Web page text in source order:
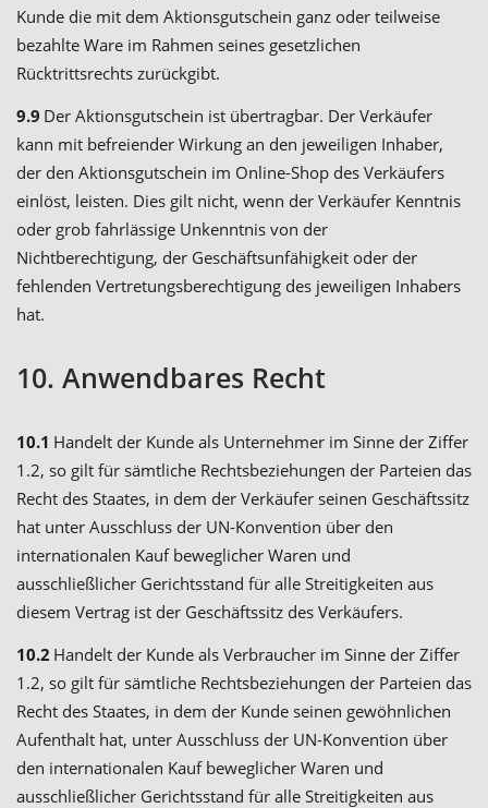
Kunde die mit dem Aktionsgutschein ganz oder teilweise
bezahlte Ware im Rahmen seines gesetzlichen
Rücktrittsrechts zurückgibt.
9.9 Der Aktionsgutschein ist übertragbar. Der Verkäufer
kann mit befreiender Wirkung an den jeweiligen Inhaber,
der den Aktionsgutschein im Online-Shop des Verkäufers
einlöst, leisten. Dies gilt nicht, wenn der Verkäufer Kenntnis
oder grob fahrlässige Unkenntnis von der
Nichtberechtigung, der Geschäftsunfähigkeit oder der
fehlenden Vertretungsberechtigung des jeweiligen Inhabers
hat.
10. Anwendbares Recht
10.1 Handelt der Kunde als Unternehmer im Sinne der Ziffer
1.2, so gilt für sämtliche Rechtsbeziehungen der Parteien das
Recht des Staates, in dem der Verkäufer seinen Geschäftssitz
hat unter Ausschluss der UN-Konvention über den
internationalen Kauf beweglicher Waren und
ausschließlicher Gerichtsstand für alle Streitigkeiten aus
diesem Vertrag ist der Geschäftssitz des Verkäufers.
10.2 Handelt der Kunde als Verbraucher im Sinne der Ziffer
1.2, so gilt für sämtliche Rechtsbeziehungen der Parteien das
Recht des Staates, in dem der Kunde seinen gewöhnlichen
Aufenthalt hat, unter Ausschluss der UN-Konvention über
den internationalen Kauf beweglicher Waren und
ausschließlicher Gerichtsstand für alle Streitigkeiten aus